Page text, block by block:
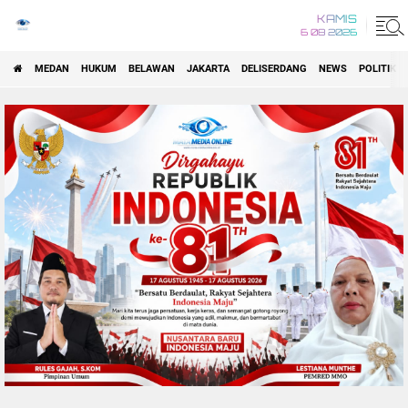
KAMIS
6 08 2026
MEDAN HUKUM BELAWAN JAKARTA DELISERDANG NEWS POLITIK